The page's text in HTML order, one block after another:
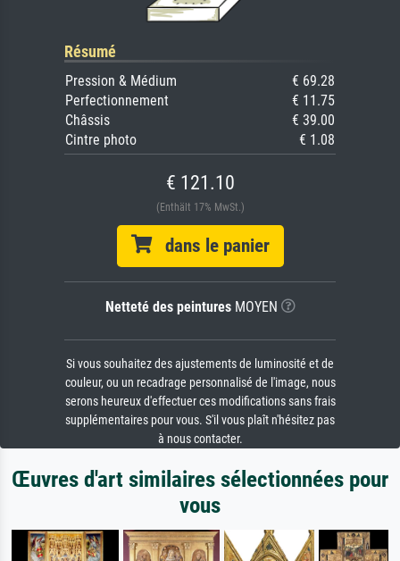
Résumé
Pression & Médium
€ 69.28
Perfectionnement
€ 11.75
Châssis
€ 39.00
Cintre photo
€ 1.08
€ 121.10
(Enthält 17% MwSt.)
dans le panier
Netteté des peinturesMOYEN
Si vous souhaitez des ajustements de luminosité et de
couleur, ou un recadrage personnalisé de l'image, nous
serons heureux d'effectuer ces modifications sans frais
supplémentaires pour vous. S'il vous plaît n'hésitez pas
à nous contacter.
Œuvres d'art similaires sélectionnées pour
vous